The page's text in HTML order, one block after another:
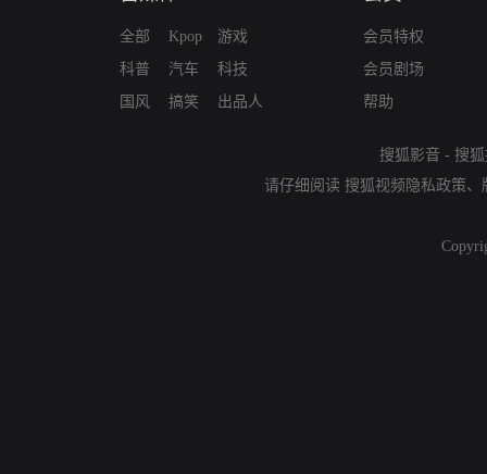
全部
科普
国风
Kpop
汽车
搞笑
游戏
科技
出品人
会员特权
会员剧场
帮助
搜狐影音 - 搜
请仔细阅读 搜狐视频隐私政策、